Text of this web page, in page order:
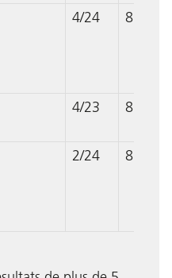
4/24 859
4/23 859
2/24 857